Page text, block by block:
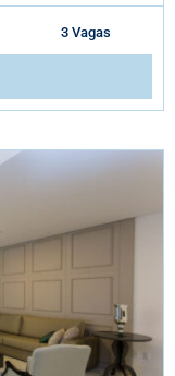
3 Vagas